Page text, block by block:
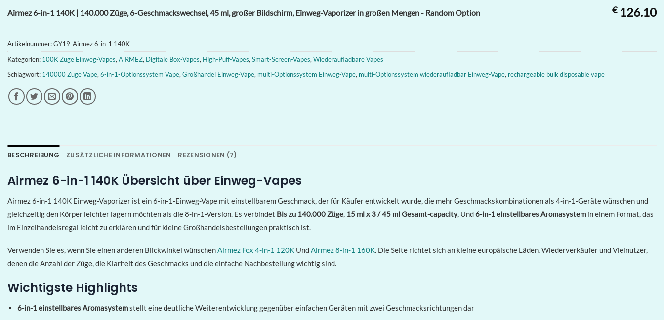
Airmez 6-in-1 140K | 140.000 Züge, 6-Geschmackswechsel, 45 ml, großer Bildschirm, Einweg-Vaporizer in großen Mengen - Random Option
€126.10
Artikelnummer:GY19-Airmez 6-in-1 140K
Kategorien: 100K Züge Einweg-Vapes, AIRMEZ, Digitale Box-Vapes, High-Puff-Vapes, Smart-Screen-Vapes, Wiederaufladbare Vapes
Schlagwort: 140000 Züge Vape, 6-in-1-Optionssystem Vape, Großhandel Einweg-Vape, multi-Optionssystem Einweg-Vape, multi-Optionssystem wiederaufladbar Einweg-Vape, rechargeable bulk disposable vape
BESCHREIBUNG ZUSÄTZLICHE INFORMATIONEN REZENSIONEN (7)
Airmez 6-in-1 140K Übersicht über Einweg-Vapes
Airmez 6-in-1 140K Einweg-Vaporizer ist ein 6-in-1-Einweg-Vape mit einstellbarem Geschmack, der für Käufer entwickelt wurde, die mehr Geschmackskombinationen als 4-in-1-Geräte wünschen und
gleichzeitig den Körper leichter lagern möchten als die 8-in-1-Version. Es verbindet Bis zu 140.000 Züge, 15 ml x 3 / 45 ml Gesamt-capacity, Und6-in-1 einstellbares Aromasystem in einem Format, das
im Einzelhandelsregal leicht zu erklären und für kleine Großhandelsbestellungen praktisch ist.
Verwenden Sie es, wenn Sie einen anderen Blickwinkel wünschenAirmez Fox 4-in-1 120K UndAirmez 8-in-1 160K. Die Seite richtet sich an kleine europäische Läden, Wiederverkäufer und Vielnutzer,
denen die Anzahl der Züge, die Klarheit des Geschmacks und die einfache Nachbestellung wichtig sind.
Wichtigste Highlights
6-in-1 einstellbares Aromasystemstellt eine deutliche Weiterentwicklung gegenüber einfachen Geräten mit zwei Geschmacksrichtungen dar